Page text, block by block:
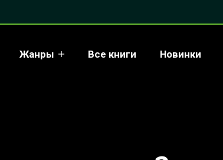
Жанры Все книги Новинки